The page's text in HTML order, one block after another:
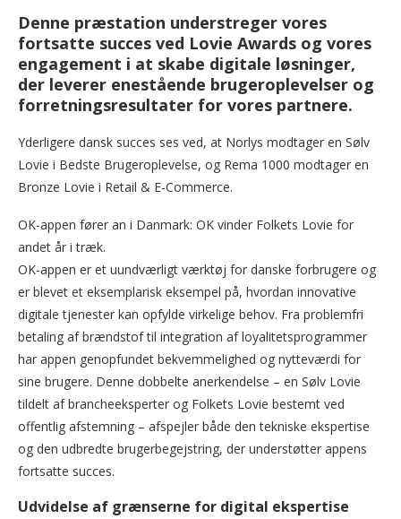
Denne præstation understreger vores
fortsatte succes ved Lovie Awards og vores
engagement i at skabe digitale løsninger,
der leverer enestående brugeroplevelser og
forretningsresultater for vores partnere.
Yderligere dansk succes ses ved, at Norlys modtager en Sølv
Lovie i Bedste Brugeroplevelse, og Rema 1000 modtager en
Bronze Lovie i Retail & E-Commerce.
OK-appen fører an i Danmark: OK vinder Folkets Lovie for
andet år i træk.
OK-appen er et uundværligt værktøj for danske forbrugere og
er blevet et eksemplarisk eksempel på, hvordan innovative
digitale tjenester kan opfylde virkelige behov. Fra problemfri
betaling af brændstof til integration af loyalitetsprogrammer
har appen genopfundet bekvemmelighed og nytteværdi for
sine brugere. Denne dobbelte anerkendelse – en Sølv Lovie
tildelt af brancheeksperter og Folkets Lovie bestemt ved
offentlig afstemning – afspejler både den tekniske ekspertise
og den udbredte brugerbegejstring, der understøtter appens
fortsatte succes.
Udvidelse af grænserne for digital ekspertise